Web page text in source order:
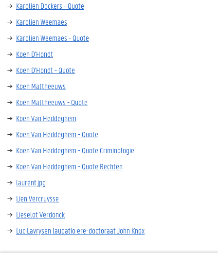
Karolien Dockers - Quote
Karolien Weemaes
Karolien Weemaes - Quote
Koen D'Hondt
Koen D'Hondt - Quote
Koen Mattheeuws
Koen Mattheeuws - Quote
Koen Van Heddeghem
Koen Van Heddeghem - Quote
Koen Van Heddeghem - Quote Criminologie
Koen Van Heddeghem - Quote Rechten
laurent.jpg
Lien Vercruysse
Lieselot Verdonck
Luc Lavrysen laudatio ere-doctoraat John Knox